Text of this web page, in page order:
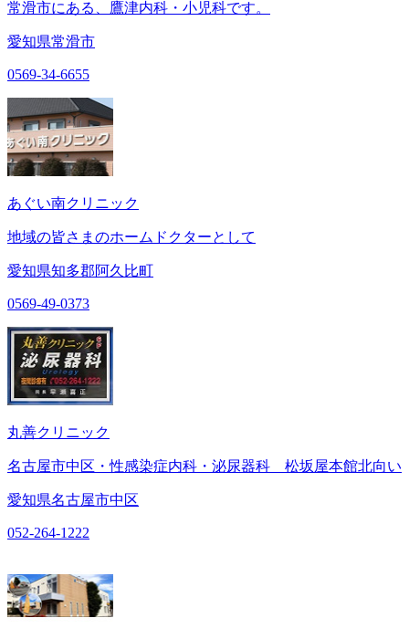
常滑市にある、鷹津内科・小児科です。
愛知県常滑市
0569-34-6655
あぐい南クリニック
地域の皆さまのホームドクターとして
愛知県知多郡阿久比町
0569-49-0373
丸善クリニック
名古屋市中区・性感染症内科・泌尿器科 松坂屋本館北向い
愛知県名古屋市中区
052-264-1222